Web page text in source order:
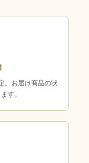
。お届け商品の状
す。